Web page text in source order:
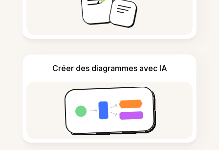
Créer des diagrammes avec IA